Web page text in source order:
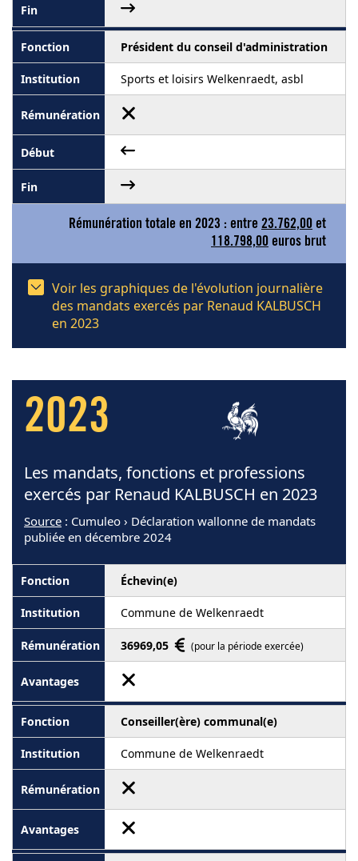
Président du conseil d'administration
Sports et loisirs Welkenraedt, asbl
Rémunération totale en 2023 : entre 23.762,00 et
118.798,00 euros brut
Voir les graphiques de l'évolution journalière
des mandats exercés par Renaud KALBUSCH
en 2023
2023
Les mandats, fonctions et professions
exercés par Renaud KALBUSCH en 2023
Source : Cumuleo › Déclaration wallonne de mandats
publiée en décembre 2024
Échevin(e)
Commune de Welkenraedt
36969,05 (pour la période exercée)
Conseiller(ère) communal(e)
Commune de Welkenraedt